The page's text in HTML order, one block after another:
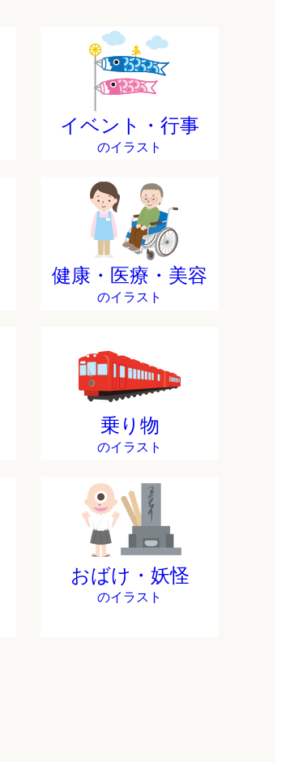
イベント・行事
のイラスト
健康・医療・美容
のイラスト
乗り物
のイラスト
おばけ・妖怪
のイラスト